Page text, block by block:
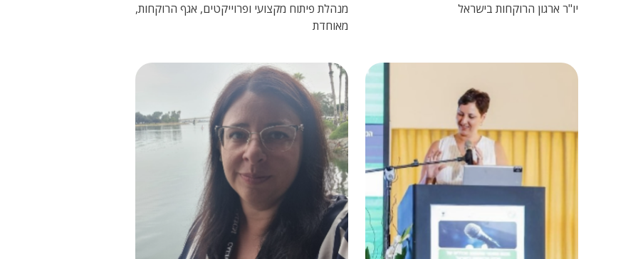
יו"ר ארגון הרוקחות בישראל
מנהלת פיתוח מקצועי ופרוייקטים, אגף הרוקחות,
מאוחדת